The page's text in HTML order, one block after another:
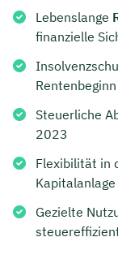
Lebenslange
finanzielle
Rentenbeginn
Steuerliche
2023
Flexibilität in
Kapitalanlage
Gezielte